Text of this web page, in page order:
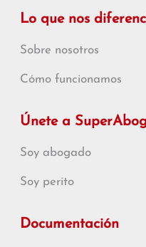
Lo que nos
Sobre nosotros
Cómo funcionamos
Únete a
Soy abogado
Soy perito
Documentación